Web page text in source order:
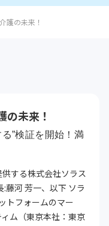
護の未来！
未来！
”検証を開始！満
する株式会社ソラス
藤河 芳一、以下 ソラ
トフォームのマー
ム（東京本社：東京